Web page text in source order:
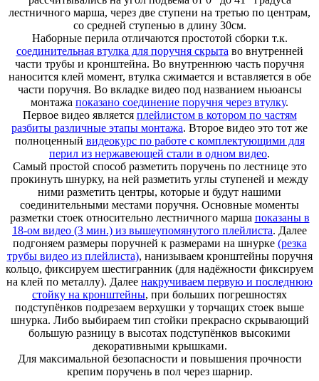
лестничного марша, через две ступени на третью по центрам,
со средней ступенью в длину 30см.
Наборные перила отличаются простотой сборки т.к.
соединительная втулка для поручня скрыта во внутренней
части трубы и кронштейна. Во внутреннюю часть поручня
наносится клей момент, втулка сжимается и вставляется в обе
части поручня. Во вкладке видео под названием ньюансы
монтажа показано соединение поручня через втулку.
Первое видео является плейлистом в котором по частям
разбиты различные этапы монтажа. Второе видео это тот же
полноценный видеокурс по работе с комплектующими для
перил из нержавеющей стали в одном видео.
Самый простой способ разметить поручень по лестнице это
прокинуть шнурку, на ней разметить углы ступеней и между
ними разметить центры, которые и будут нашими
соединительными местами поручня. Основные моменты
разметки стоек относительно лестничного марша показаны в
18-ом видео (3 мин.) из вышеупомянутого плейлиста. Далее
подгоняем размеры поручней к размерами на шнурке (резка
трубы видео из плейлиста), нанизываем кронштейны поручня
кольцо, фиксируем шестигранник (для надёжности фиксируем
на клей по металлу). Далее накручиваем первую и последнюю
стойку на кронштейны, при больших погрешностях
подступёнков подрезаем верхушки у торчащих стоек выше
шнурка. Либо выбираем тип стойки прекрасно скрывающий
большую разницу в высотах подступёнков высокими
декоративными крышками.
Для максимальной безопасности и повышения прочности
крепим поручень в пол через шарнир.